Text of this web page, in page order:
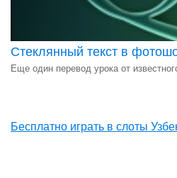
Стеклянный текст в
Еще один перевод урока от
Бесплатно играть в слоты